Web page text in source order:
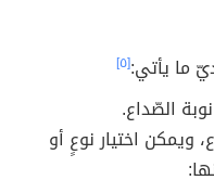
ما يأتي:[٥]
الصّداع.
ويمكن اختيار نوعٍ أو